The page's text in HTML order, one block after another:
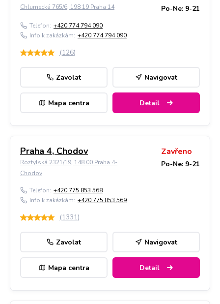
Chlumecká 765/6, 198 19 Praha 14 Po-Ne: 9-21
Telefon: +420 774 794 090
Info k zakázkám: +420 774 794 090
(126)
Zavolat Navigovat
Mapa centra Detail
Praha 4, Chodov
Roztylská 2321/19, 148 00 Praha 4-
Chodov
Zavřeno
Po-Ne: 9-21
Telefon: +420 775 853 568
Info k zakázkám: +420 775 853 569
(1331)
Zavolat Navigovat
Mapa centra Detail